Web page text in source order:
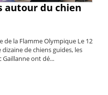
autour du chien
de la Flamme Olympique Le 12
de chiens guides, les
Gaillanne ont dé...